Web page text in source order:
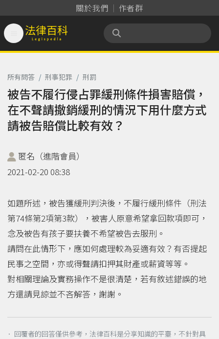
關於我們 作者群
法律百科 Legispedia
所有問答 / 刑事犯罪 / 刑罰
被告不履行侵占罪緩刑條件損害賠償，
在不聲請撤銷緩刑的情況下用什麼方式
請被告賠償比較有效？
匿名（進階會員）
2021-02-20 08:38
如題所述，被告獲緩刑判決後，不履行緩刑條件（刑法
第74條第2項第3款），被害人原意希望拿回款項即可，
念及被告有孩子要扶養不希望被告去服刑。
請問在此情形下，應如何處理較為妥適有效？有否提起
民事之空間，亦或得聲請扣押其財產或薪資等等。
對相關理論及實務操作不是很清楚，若有敘述錯誤的地
方還請見諒並不吝解答，謝謝。
． 回覆者的回答僅供參考，法律百科是分享知識的平臺，不針對具